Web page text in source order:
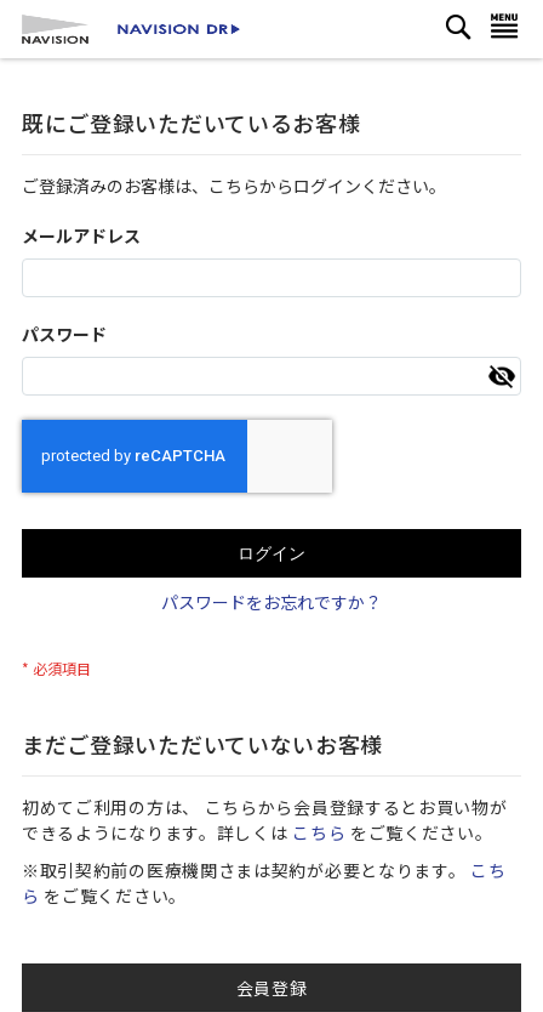
コ
ン
ツ
ス
ッ
プ
検
索
既にご登録いただいているお客様
ご登録済みのお客様は、こちらからログインください。
メールアドレス
パスワード
ログイン
パスワードをお忘れですか？
まだご登録いただいていないお客様
初めてご利用の方は、 こちらから会員登録するとお買い物が
できるようになります。詳しくは こちら をご覧ください。
※取引契約前の医療機関さまは契約が必要となります。 こち
ら をご覧ください。
会員登録